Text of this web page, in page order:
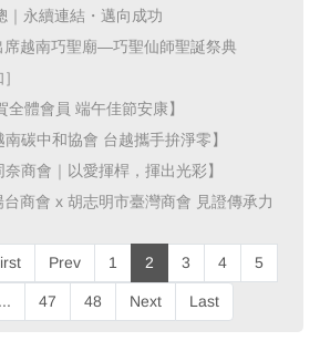
｜永續連結・邁向成功
席越南巧聖廟—巧聖仙師聖誕祭典
全體會員 端午佳節安康】
南碳中和協會 台越攜手拚淨零】
奈商會｜以愛揮桿，揮出光彩】
台商會 x 胡志明市臺灣商會 見證傳承力
Prev 1 2 3 4 5
... 47 48 Next Last